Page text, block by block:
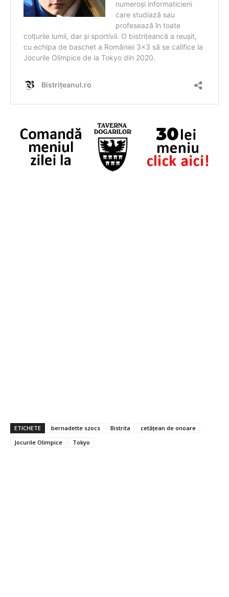
ETICHETE bernadette szocs Bistrita
cetățean de onoare
Jocurile Olimpice
Tokyo